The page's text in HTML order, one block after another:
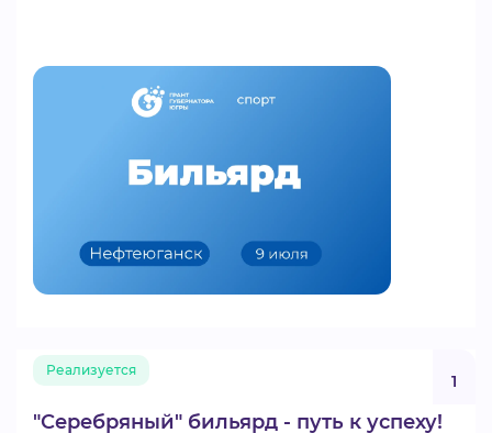
"Серебряный" бильярд - путь к успеху!
Реализуется
1